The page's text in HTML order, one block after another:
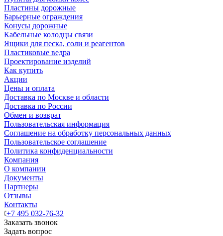
Пластины дорожные
Барьерные ограждения
Конусы дорожные
Кабельные колодцы связи
Ящики для песка, соли и реагентов
Пластиковые ведра
Проектирование изделий
Как купить
Акции
Цены и оплата
Доставка по Москве и области
Доставка по России
Обмен и возврат
Пользовательская информация
Соглашение на обработку персональных данных
Пользовательское соглашение
Политика конфиденциальности
Компания
О компании
Документы
Партнеры
Отзывы
Контакты
+7 495 032-76-32
Заказать звонок
Задать вопрос